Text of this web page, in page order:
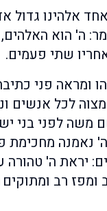
אלהינו גדול
ה' הוא
אחריו שתי פעמים.
ומראה פני
לכל אנשים
משה לפני בני
נאמנה מחכימת
יראת ה' טהורה
רב